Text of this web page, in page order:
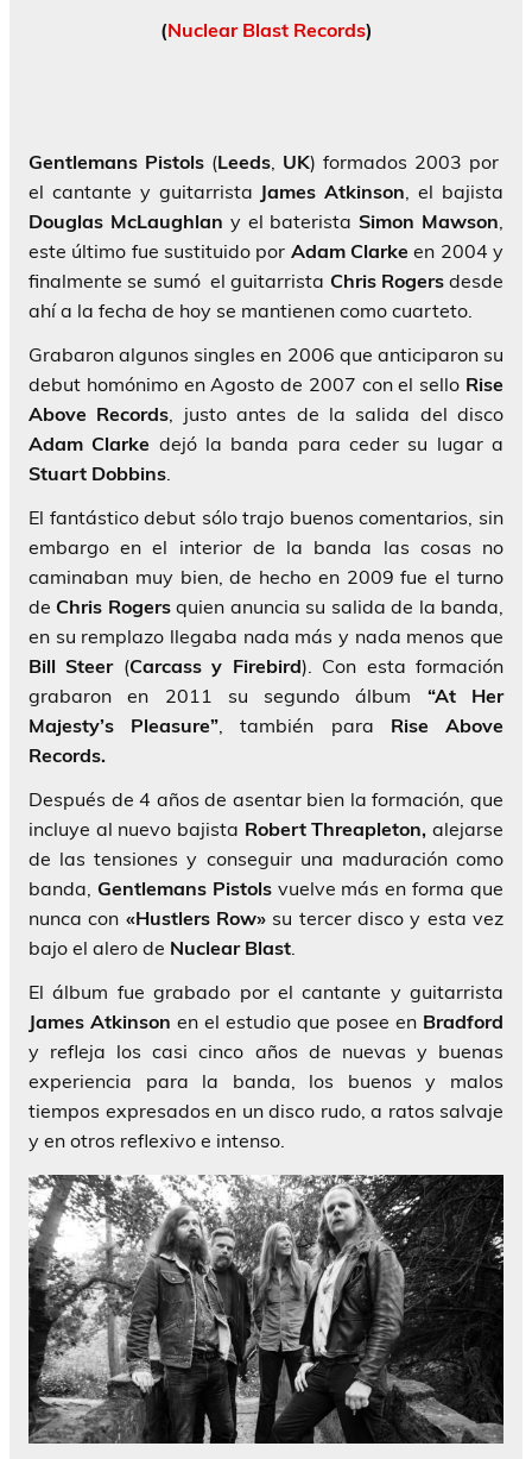
(Nuclear Blast Records)
Gentlemans Pistols (Leeds, UK) formados 2003 por
el cantante y guitarrista James Atkinson, el bajista
Douglas McLaughlan y el bateristaSimon Mawson,
este último fue sustituido por Adam Clarke en 2004 y
finalmente se sumó el guitarrista Chris Rogersdesde
ahí a la fecha de hoy se mantienen como cuarteto.
Grabaron algunos singles en 2006 que anticiparon su
debut homónimo en Agosto de 2007 con el sello Rise
Above Records, justo antes de la salida del disco
Adam Clarke dejó la banda para ceder su lugar a
Stuart Dobbins.
El fantástico debut sólo trajo buenos comentarios, sin
embargo en el interior de la banda las cosas no
caminaban muy bien, de hecho en 2009 fue el turno
deChris Rogersquien anuncia su salida de la banda,
en su remplazo llegaba nada más y nada menos que
Bill Steer(Carcass y Firebird). Con esta formación
grabaron en 2011 su segundo álbum “At Her
Majesty’s Pleasure”, también para Rise Above
Records.
Después de 4 años de asentar bien la formación, que
incluye al nuevo bajista Robert Threapleton, alejarse
de las tensiones y conseguir una maduración como
banda, Gentlemans Pistolsvuelve más en forma que
nunca con «Hustlers Row» su tercer disco y esta vez
bajo el alero de Nuclear Blast.
El álbum fue grabado por el cantante y guitarrista
James Atkinson en el estudio que posee en Bradford
y refleja los casi cinco años de nuevas y buenas
experiencia para la banda, los buenos y malos
tiempos expresados en un disco rudo, a ratos salvaje
y en otros reflexivo e intenso.